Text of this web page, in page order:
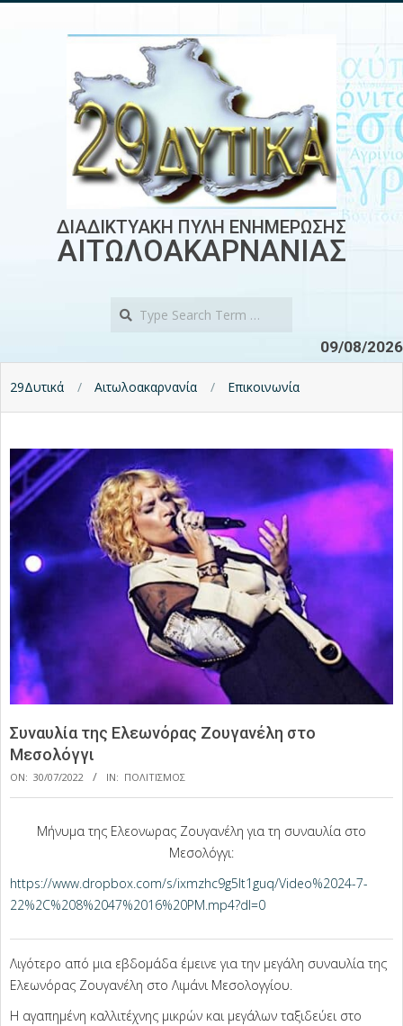
ΔΙΑΔΙΚΤΥΑΚΗ ΠΥΛΗ ΕΝΗΜΕΡΩΣΗΣ
ΑΙΤΩΛΟΑΚΑΡΝΑΝΙΑΣ
09/08/2026
29Δυτικά Αιτωλοακαρνανία Επικοινωνία
Συναυλία της Ελεωνόρας Ζουγανέλη στο
Μεσολόγγι
ON: 30/07/2022 IN: ΠΟΛΙΤΙΣΜΟΣ
Μήνυμα της Ελεονωρας Ζουγανέλη για τη συναυλία στο
Μεσολόγγι:
https://www.dropbox.com/s/ixmzhc9g5lt1guq/Video%2024-7-
22%2C%208%2047%2016%20PM.mp4?dl=0
Λιγότερο από μια εβδομάδα έμεινε για την μεγάλη συναυλία της
Ελεωνόρας Ζουγανέλη στο Λιμάνι Μεσολογγίου.
Η αγαπημένη καλλιτέχνης μικρών και μεγάλων ταξιδεύει στο